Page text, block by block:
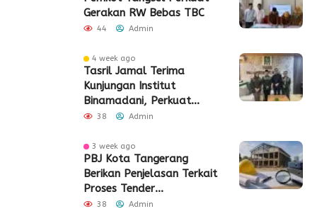
Gerakan RW Bebas TBC
44 Admin
4 week ago
Tasril Jamal Terima
Kunjungan Institut
Binamadani, Perkuat
Sinergi Bangun SDM Kota
38 Admin
3 week ago
PBJ Kota Tangerang
Berikan Penjelasan Terkait
Proses Tender
Pembangunan Eks Pabrik
38 Admin